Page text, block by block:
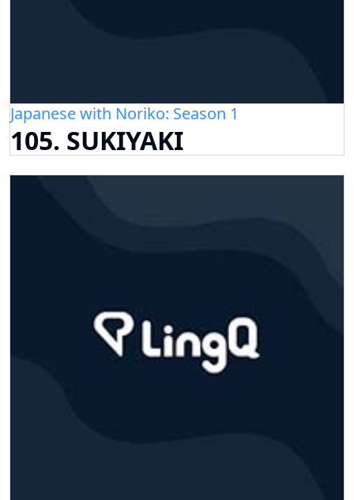
Japanese with Noriko: Season 1
105. SUKIYAKI